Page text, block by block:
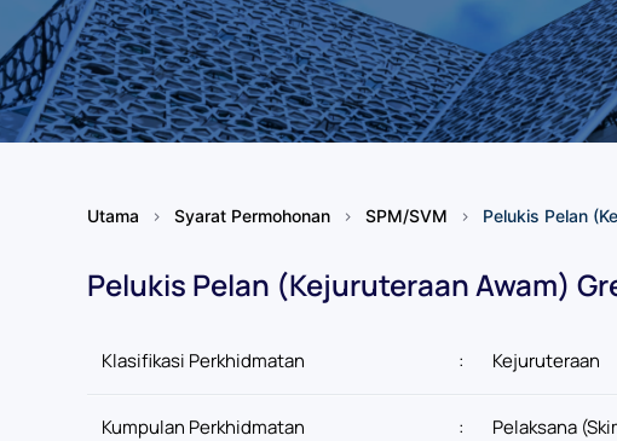
Utama Syarat Permohonan SPM/SVM Pelukis Pelan
Pelukis Pelan (Kejuruteraan Awam)
Klasifikasi Perkhidmatan : Kejuruteraan
Kumpulan Perkhidmatan : Pelaksana